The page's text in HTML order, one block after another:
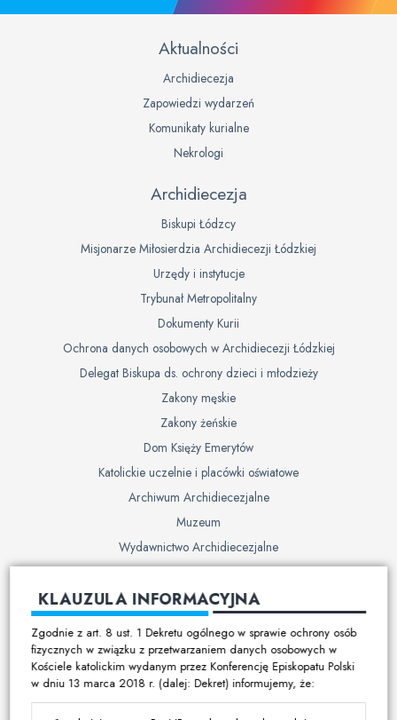
Aktualności
Archidiecezja
Zapowiedzi wydarzeń
Komunikaty kurialne
Nekrologi
Archidiecezja
Biskupi Łódzcy
Misjonarze Miłosierdzia Archidiecezji Łódzkiej
Urzędy i instytucje
Trybunał Metropolitalny
Dokumenty Kurii
Ochrona danych osobowych w Archidiecezji Łódzkiej
Delegat Biskupa ds. ochrony dzieci i młodzieży
Zakony męskie
Zakony żeńskie
Dom Księży Emerytów
Katolickie uczelnie i placówki oświatowe
Archiwum Archidiecezjalne
Muzeum
Wydawnictwo Archidiecezjalne
Cmentarze
Duszpasterstwo
Program duszpasterski
Kalendarz pracy duszpasterskiej
Duszpasterstwo specjalistyczne
KLAUZULA INFORMACYJNA
Zgodnie z art. 8 ust. 1 Dekretu ogólnego w sprawie ochrony osób
fizycznych w związku z przetwarzaniem danych osobowych w
Kościele katolickim wydanym przez Konferencję Episkopatu Polski
w dniu 13 marca 2018 r. (dalej: Dekret) informujemy, że: